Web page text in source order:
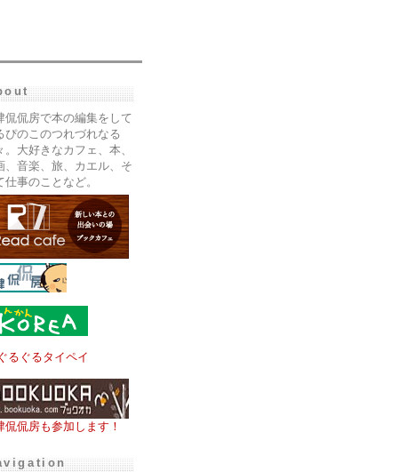
侃侃房で本の編集をして
ぴのこのつれづれなる
。大好きなカフェ、本、
、音楽、旅、カエル、そ
仕事のことなど。
侃侃房も参加します！